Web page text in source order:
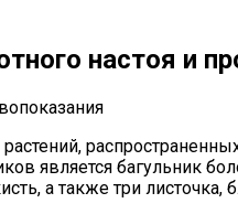
настоя и
является багульник
а также три листочка,